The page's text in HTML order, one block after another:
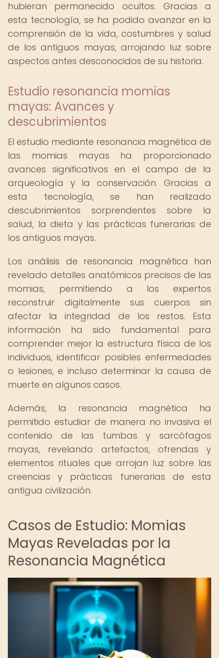
hubieran permanecido ocultos. Gracias a
esta tecnología, se ha podido avanzar en la
comprensión de la vida, costumbres y salud
de los antiguos mayas, arrojando luz sobre
aspectos antes desconocidos de su historia.
Estudio resonancia momias
mayas: Avances y
descubrimientos
El estudio mediante resonancia magnética de
las momias mayas ha proporcionado
avances significativos en el campo de la
arqueología y la conservación. Gracias a
esta tecnología, se han realizado
descubrimientos sorprendentes sobre la
salud, la dieta y las prácticas funerarias de
los antiguos mayas.
Los análisis de resonancia magnética han
revelado detalles anatómicos precisos de las
momias, permitiendo a los expertos
reconstruir digitalmente sus cuerpos sin
afectar la integridad de los restos. Esta
información ha sido fundamental para
comprender mejor la estructura física de los
individuos, identificar posibles enfermedades
o lesiones, e incluso determinar la causa de
muerte en algunos casos.
Además, la resonancia magnética ha
permitido estudiar de manera no invasiva el
contenido de las tumbas y sarcófagos
mayas, revelando artefactos, ofrendas y
elementos rituales que arrojan luz sobre las
creencias y prácticas funerarias de esta
antigua civilización.
Casos de Estudio: Momias
Mayas Reveladas por la
Resonancia Magnética